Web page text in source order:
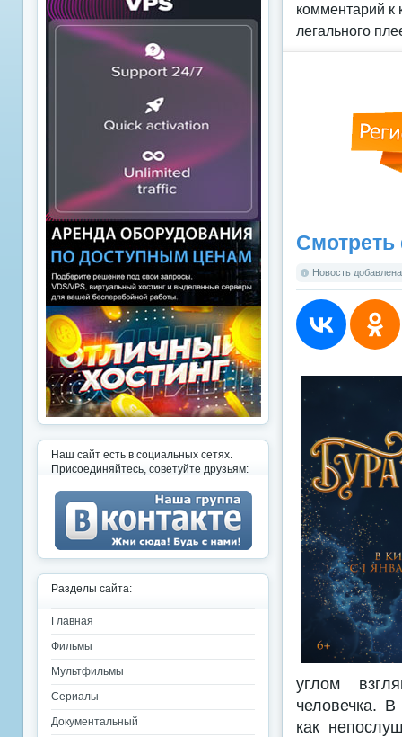
комментарий к
легального
Новость
углом
человечка.
как
Наш сайт есть в социальных сетях.
Присоединяйтесь, советуйте друзьям:
Разделы сайта:
Главная
Фильмы
Мультфильмы
Сериалы
Документальный